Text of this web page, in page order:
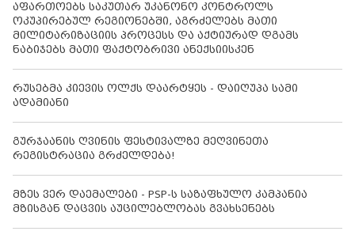
აფართოებს საკუთარ უკანონო კონტროლს
ოკუპირებულ რეგიონებში, აგრძელებს მათი
მილიტარიზაციის პროცესს და აქტიურად დგამს
ნაბიჯებს მათი ფაქტობრივი ანექსიისკენ
რუსებმა კიევის ოლქს დაარტყეს - დაიღუპა სამი
ადამიანი
გურჯაანის ღვინის ფესტივალზე მეღვინეთა
რეგისტრაცია გრძელდება!
მზეს ვერ დაემალები - PSP-ს საზაფხულო კამპანია
მზისგან დაცვის აუცილებლობას გვახსენებს